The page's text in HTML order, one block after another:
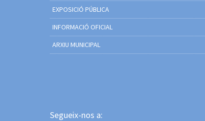
EXPOSICIÓ PÚBLICA
INFORMACIÓ OFICIAL
ARXIU MUNICIPAL
Segueix-nos a: